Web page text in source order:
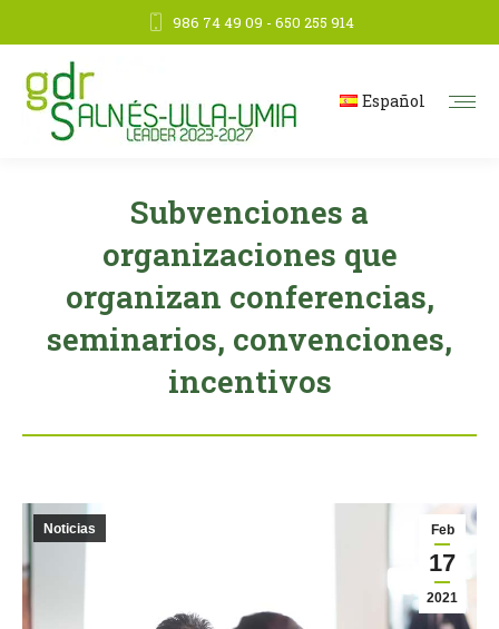
986 74 49 09 - 650 255 914
Español
Subvenciones a
organizaciones que
organizan conferencias,
seminarios, convenciones,
incentivos
Feb
17
2021
Noticias